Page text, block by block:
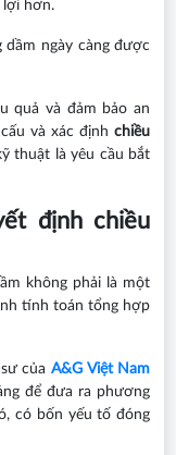
lợi hơn.
ngày càng được
quả và đảm bảo an
và xác địnhchiều
thuật là yêu cầu bắt
định chiều
không phải là một
tính toán tổng hợp
sư củaA&G Việt Nam
để đưa ra phương
có bốn yếu tố đóng